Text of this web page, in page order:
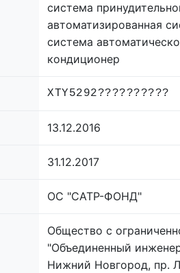
система
автоматизированная
система
кондиционер
XTY5292??????????
13.12.2016
31.12.2017
ОС "САТР-ФОНД"
Общество с
"Объединенный
Нижний Новгород, пр.